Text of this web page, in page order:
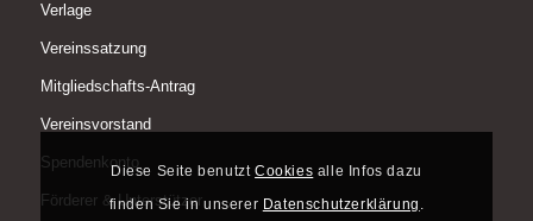
Verlage
Vereinssatzung
Mitgliedschafts-Antrag
Vereinsvorstand
Spendenkonto
Förderer & Unterstützer
Diese Seite benutztCookies alle Infos dazu
finden Sie in unserer Datenschutzerklärung